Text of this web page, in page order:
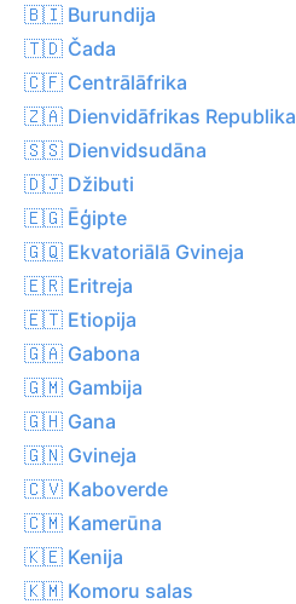
🇧🇮 Burundija
🇹🇩 Čada
🇨🇫 Centrālāfrika
🇿🇦 Dienvidāfrikas Republika
🇸🇸 Dienvidsudāna
🇩🇯 Džibuti
🇪🇬 Ēģipte
🇬🇶 Ekvatoriālā Gvineja
🇪🇷 Eritreja
🇪🇹 Etiopija
🇬🇦 Gabona
🇬🇲 Gambija
🇬🇭 Gana
🇬🇳 Gvineja
🇨🇻 Kaboverde
🇨🇲 Kamerūna
🇰🇪 Kenija
🇰🇲 Komoru salas